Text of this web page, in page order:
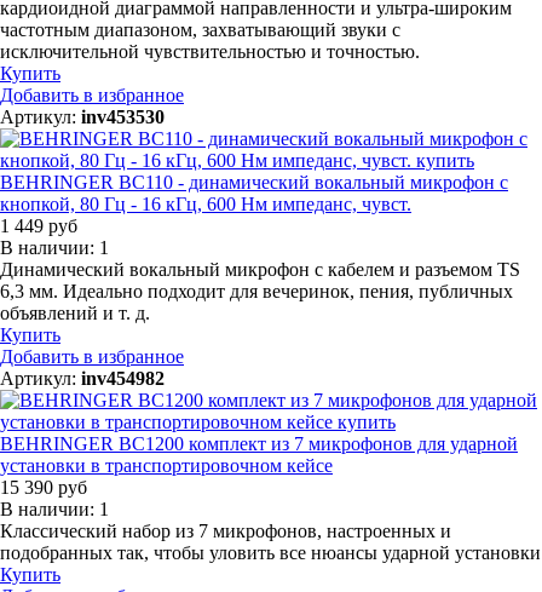
кардиоидной диаграммой направленности и ультра-широким
частотным диапазоном, захватывающий звуки с
исключительной чувствительностью и точностью.
Купить
Добавить в избранное
Артикул: inv453530
BEHRINGER BC110 - динамический вокальный микрофон с
кнопкой, 80 Гц - 16 кГц, 600 Нм импеданс, чувст.
1 449 руб
В наличии: 1
Динамический вокальный микрофон с кабелем и разъемом TS
6,3 мм. Идеально подходит для вечеринок, пения, публичных
объявлений и т. д.
Купить
Добавить в избранное
Артикул: inv454982
BEHRINGER BC1200 комплект из 7 микрофонов для ударной
установки в транспортировочном кейсе
15 390 руб
В наличии: 1
Классический набор из 7 микрофонов, настроенных и
подобранных так, чтобы уловить все нюансы ударной установки
Купить